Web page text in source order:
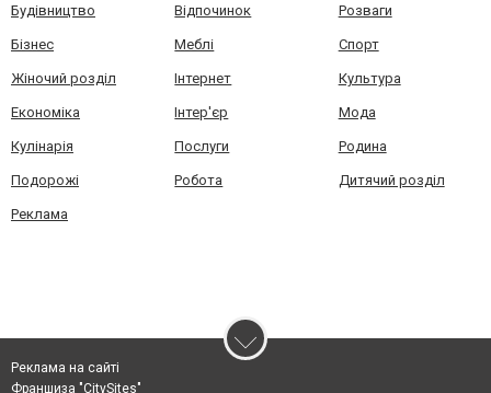
Будівництво Відпочинок Розваги
Бізнес Меблі Спорт
Жіночий розділ Інтернет Культура
Економіка Інтер'єр Мода
Кулінарія Послуги Родина
Подорожі Робота Дитячий розділ
Реклама
Реклама на сайті
Франшиза "CitySites"